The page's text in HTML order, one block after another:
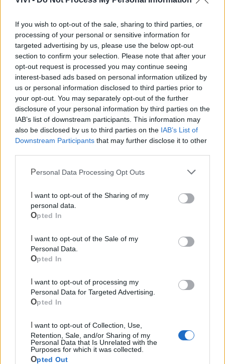
If you wish to opt-out of the sale, sharing to third parties, or
processing of your personal or sensitive information for
targeted advertising by us, please use the below opt-out
section to confirm your selection. Please note that after your
opt-out request is processed you may continue seeing
interest-based ads based on personal information utilized by
us or personal information disclosed to third parties prior to
your opt-out. You may separately opt-out of the further
disclosure of your personal information by third parties on the
IAB’s list of downstream participants. This information may
also be disclosed by us to third parties on the IAB’s List of
Downstream Participants that may further disclose it to other
Personal Data Processing Opt Outs
personal data.
Opted In
Personal Data.
Opted In
Personal Data for Targeted Advertising.
Opted In
Retention, Sale, and/or Sharing of my
Personal Data that Is Unrelated with the
Purposes for which it was collected.
Opted Out
Ricevi gratuitamente ogni giorno le notizie della tua
città direttamente sul tuo smartphone. Scarica Telegram
eclicca qui
Farmacia di turno
Cimitero
Ufficio Postale
Guardia Medica
Pubblica illuminazione
LE INFO UTILI DI MASSAFRA